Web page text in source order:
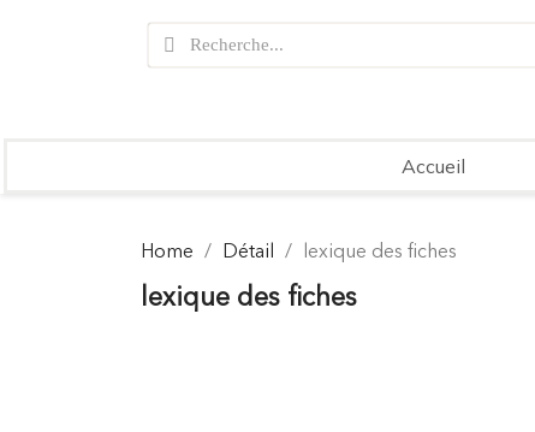
Accueil
Home Détail lexique des fiches
lexique des fiches